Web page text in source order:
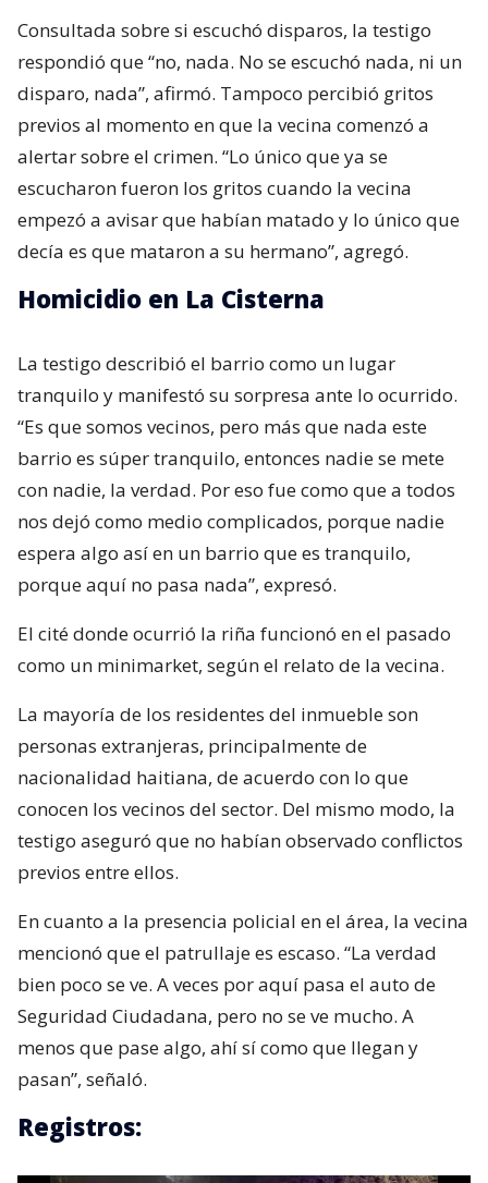
Consultada sobre si escuchó disparos, la testigo
respondió que “no, nada. No se escuchó nada, ni un
disparo, nada”, afirmó. Tampoco percibió gritos
previos al momento en que la vecina comenzó a
alertar sobre el crimen. “Lo único que ya se
escucharon fueron los gritos cuando la vecina
empezó a avisar que habían matado y lo único que
decía es que mataron a su hermano”, agregó.
Homicidio en La Cisterna
La testigo describió el barrio como un lugar
tranquilo y manifestó su sorpresa ante lo ocurrido.
“Es que somos vecinos, pero más que nada este
barrio es súper tranquilo, entonces nadie se mete
con nadie, la verdad. Por eso fue como que a todos
nos dejó como medio complicados, porque nadie
espera algo así en un barrio que es tranquilo,
porque aquí no pasa nada”, expresó.
El cité donde ocurrió la riña funcionó en el pasado
como un minimarket, según el relato de la vecina.
La mayoría de los residentes del inmueble son
personas extranjeras, principalmente de
nacionalidad haitiana, de acuerdo con lo que
conocen los vecinos del sector. Del mismo modo, la
testigo aseguró que no habían observado conflictos
previos entre ellos.
En cuanto a la presencia policial en el área, la vecina
mencionó que el patrullaje es escaso. “La verdad
bien poco se ve. A veces por aquí pasa el auto de
Seguridad Ciudadana, pero no se ve mucho. A
menos que pase algo, ahí sí como que llegan y
pasan”, señaló.
Registros: